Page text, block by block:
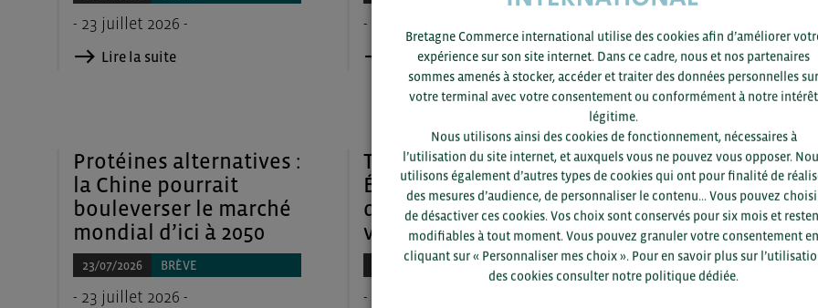
- 23 juillet 2026 -
Lire la suite
- 23 juillet 2026 -
Lire la suite - 23 juillet 2026 -
Lire la suite
Protéines alternatives :
la Chine pourrait
bouleverser le marché
mondial d’ici à 2050
23/07/2026 BRÈVE
- 23 juillet 2026 -
Transport maritime :
Étude sur le potentiel
de la propulsion
vélique d’ici à 2050
23/07/2026 BRÈVE
- 23 juillet 2026 -
Drones :
une
The Structural
Company
23/07/2026 BRÈVE
Bretagne Commerce international utilise des cookies afin d’améliorer
expérience sur son site internet. Dans ce cadre, nous et nos partenaires
sommes amenés à stocker, accéder et traiter des données personnelles sur
votre terminal avec votre consentement ou conformément à notre intérêt
légitime.
Nous utilisons ainsi des cookies de fonctionnement, nécessaires à
l’utilisation du site internet, et auxquels vous ne pouvez vous opposer.
utilisons également d’autres types de cookies qui ont pour finalité de
des mesures d’audience, de personnaliser le contenu... Vous pouvez
de désactiver ces cookies. Vos choix sont conservés pour six mois et
modifiables à tout moment. Vous pouvez granuler votre consentement en
cliquant sur « Personnaliser mes choix ». Pour en savoir plus sur
des cookies consulter notre politique dédiée.